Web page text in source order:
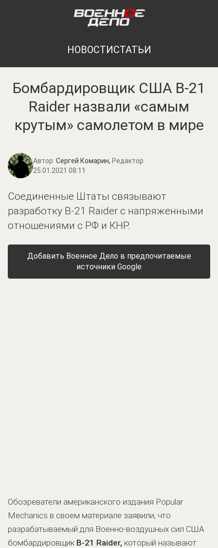
НОВОСТИСТАТЬИ
Бомбардировщик США B-21
Raider назвали «самым
крутым» самолетом в мире
Автор: Сергей Комарин, Редактор
25.01.2021 08:11
Соединенные Штаты связывают
разработку B-21 Raider с напряженными
отношениями с РФ и КНР.
Добавить Военное Дело в предпочитаемые
источники Google
Обозреватели американского издания Popular
Mechanics в своем материале заявили, что
разрабатываемый для Военно-воздушных сил США
бомбардировщик B-21 Raider, который называют